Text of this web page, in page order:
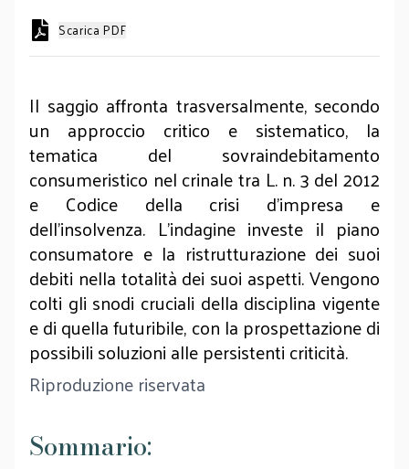
Scarica PDF
Il saggio affronta trasversalmente, secondo
un approccio critico e sistematico, la
tematica del sovraindebitamento
consumeristico nel crinale tra L. n. 3 del 2012
e Codice della crisi d’impresa e
dell’insolvenza. L’indagine investe il piano
consumatore e la ristrutturazione dei suoi
debiti nella totalità dei suoi aspetti. Vengono
colti gli snodi cruciali della disciplina vigente
e di quella futuribile, con la prospettazione di
possibili soluzioni alle persistenti criticità.
Riproduzione riservata
Sommario: